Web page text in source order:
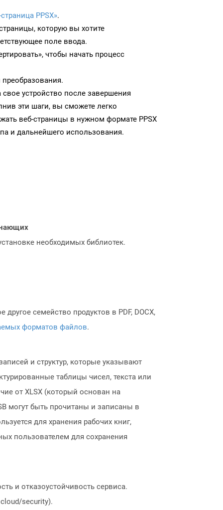
PPSX».
которую вы хотите
поле ввода.
чтобы начать процесс
свое устройство после завершения
эти шаги, вы сможете легко
веб-страницы в нужном формате PPSX
и дальнейшего использования.
необходимых библиотек.
семейство продуктов в PDF, DOCX,
форматов файлов.
и структур, которые указывают
таблицы чисел, текста или
от XLSX (который основан на
могут быть прочитаны и записаны в
для хранения рабочих книг,
пользователем для сохранения
и отказоустойчивость сервиса.
security).